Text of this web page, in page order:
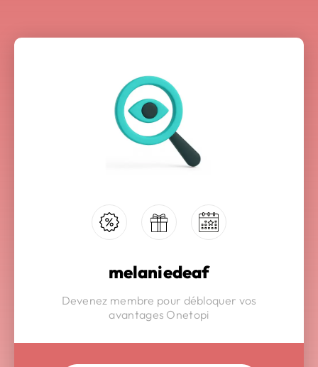
melaniedeaf
Devenez membre pour débloquer vos
avantages Onetopi